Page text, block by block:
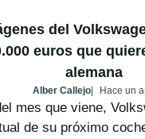
del
euros que
alemana
Alber Callejo Hace un
mes que viene,
de su próximo